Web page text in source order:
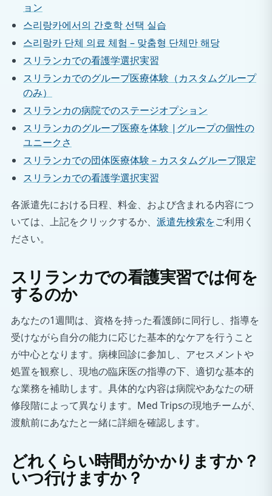
ョン
스리랑카에서의 간호학 선택 실습
스리랑카 단체 의료 체험 – 맞춤형 단체만 해당
スリランカでの看護学選択実習
スリランカでのグループ医療体験（カスタムグループ
のみ）
スリランカの病院でのステージオプション
スリランカのグループ医療を体験 |グループの個性の
ユニークさ
スリランカでの団体医療体験 – カスタムグループ限定
スリランカでの看護学選択実習
各派遣先における日程、料金、および含まれる内容につ
いては、上記をクリックするか、 派遣先検索をご利用く
ださい。
スリランカでの看護実習では何を
するのか
あなたの1週間は、資格を持った看護師に同行し、指導を
受けながら自分の能力に応じた基本的なケアを行うこと
が中心となります。病棟回診に参加し、アセスメントや
処置を観察し、現地の臨床医の指導の下、適切な基本的
な業務を補助します。具体的な内容は病院やあなたの研
修段階によって異なります。Med Tripsの現地チームが、
渡航前にあなたと一緒に詳細を確認します。
どれくらい時間がかかりますか？
いつ行けますか？